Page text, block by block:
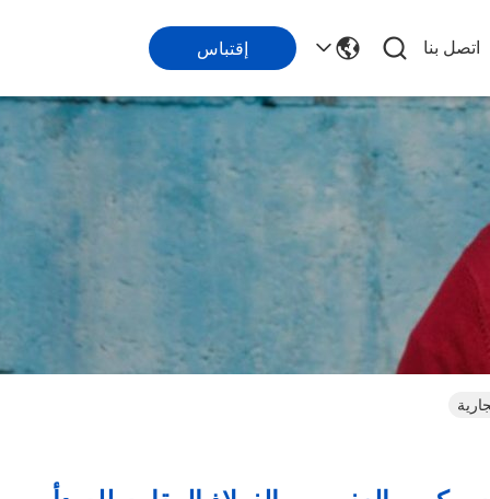
اتصل بنا إقتباس